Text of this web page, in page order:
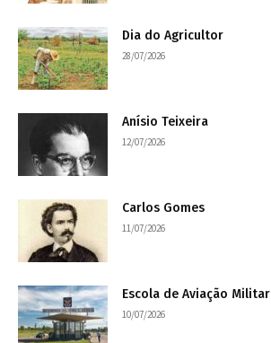
Dia do Agricultor
28/07/2026
Anísio Teixeira
12/07/2026
Carlos Gomes
11/07/2026
Escola de Aviação Militar
10/07/2026